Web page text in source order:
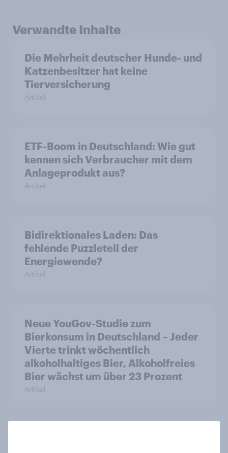
Verwandte Inhalte
Die Mehrheit deutscher Hunde- und
Katzenbesitzer hat keine
Tierversicherung
Artikel
ETF-Boom in Deutschland: Wie gut
kennen sich Verbraucher mit dem
Anlageprodukt aus?
Artikel
Bidirektionales Laden: Das
fehlende Puzzleteil der
Energiewende?
Artikel
Neue YouGov-Studie zum
Bierkonsum in Deutschland – Jeder
Vierte trinkt wöchentlich
alkoholhaltiges Bier, Alkoholfreies
Bier wächst um über 23 Prozent
Artikel